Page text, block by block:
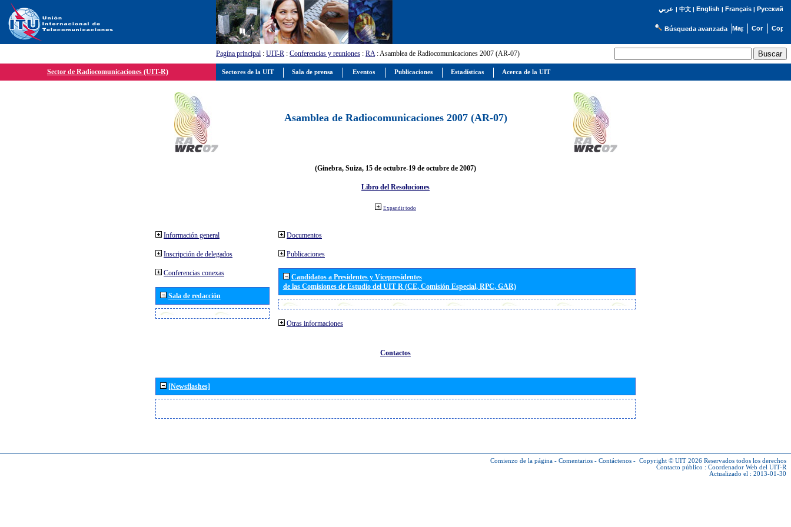
عربي | 中文| English | Français| Русский
Búsqueda avanzada
Pagína principal : UIT-R : Conferencias y reuniones : RA: Asamblea de Radiocomunicaciones 2007 (AR-07)
Sector de Radiocomunicaciones (UIT-R)
Asamblea de Radiocomunicaciones 2007 (AR-07)
(Ginebra, Suiza, 15 de octubre-19 de octubre de 2007)
Libro del Resoluciones
Expandir todo
Información general
Inscripción de delegados
Conferencias conexas
Sala de redacción
Documentos
Publicaciones
Candidatos a Presidentes y Vicepresidentes
de las Comisiones de Estudio del UIT R (CE, Comisión Especial, RPC, GAR)
Otras informaciones
Contactos
[Newsflashes]
Comienzo de la página - Comentarios - Contáctenos - Copyright © UIT 2026 Reservados todos los derechos
Contacto público : Coordenador Web del UIT-R
Actualizado el : 2013-01-30
Sectores de la UIT Sala de prensa Eventos Publicaciones Estadísticas Acerca de la UIT